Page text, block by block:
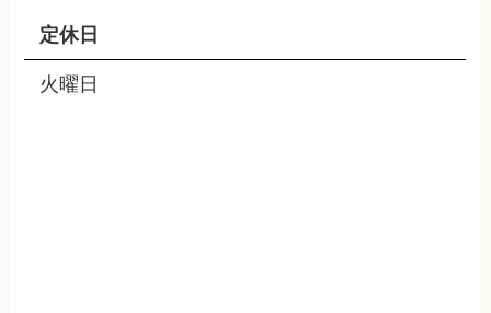
定休日
火曜日